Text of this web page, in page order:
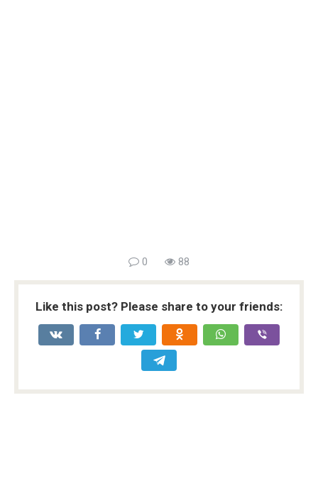
0 88
Like this post? Please share to your friends: